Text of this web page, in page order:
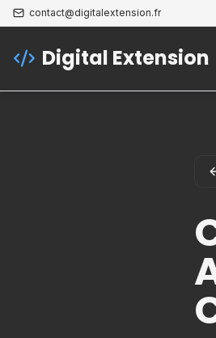
contact@digitalextension.fr
Digital Extension